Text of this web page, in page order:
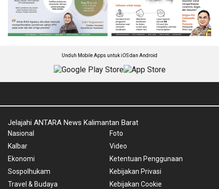
Unduh Mobile Apps untuk iOS dan Android
Jelajahi ANTARA News Kalimantan Barat
Nasional
Kalbar
Ekonomi
Sospolhukam
Travel & Budaya
Foto
Video
Ketentuan Penggunaan
Kebijakan Privasi
Kebijakan Cookie